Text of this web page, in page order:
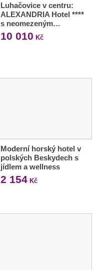
Luhačovice v centru:
ALEXANDRIA Hotel ****
s neomezeným…
10 010 Kč
Moderní horský hotel v
polských Beskydech s
jídlem a wellness
2 154Kč